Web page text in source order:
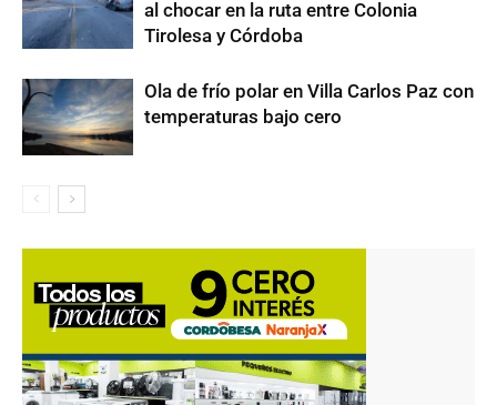
al chocar en la ruta entre Colonia
Tirolesa y Córdoba
Ola de frío polar en Villa Carlos Paz con
temperaturas bajo cero